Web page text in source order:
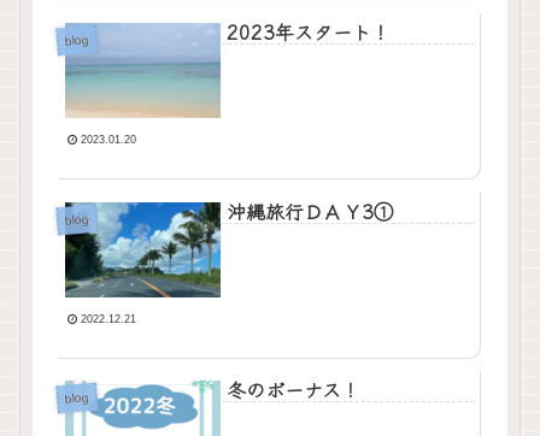
blog 2023年スタート！
2023.01.20
blog 沖縄旅行ＤＡＹ3①
2022.12.21
blog 冬のボーナス！